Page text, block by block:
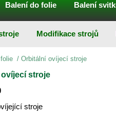
Balení do folie Balení
Modifikace strojů
/ Orbitální ovíjecí stroje
stroje
stroje